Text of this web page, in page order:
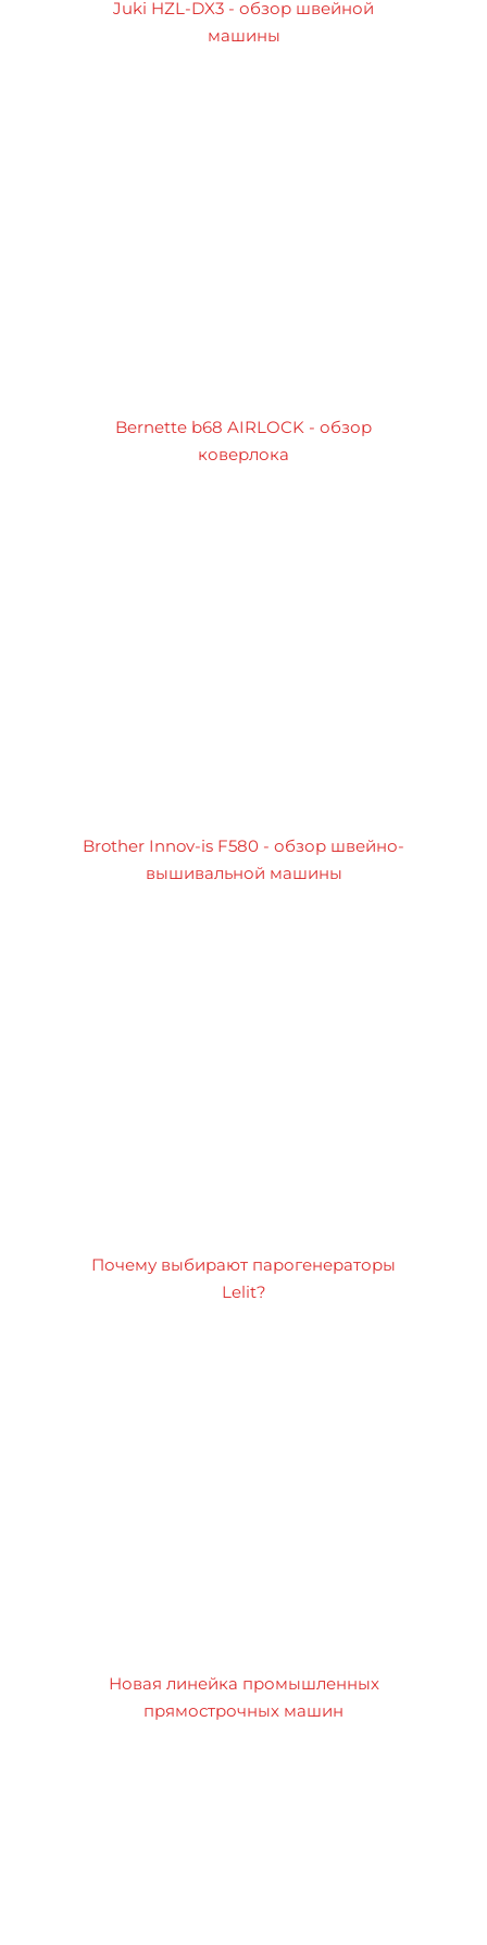
Juki HZL-DX3 - обзор швейной
машины
Bernette b68 AIRLOCK - обзор
коверлока
Brother Innov-is F580 - обзор швейно-
вышивальной машины
Почему выбирают парогенераторы
Lelit?
Новая линейка промышленных
прямострочных машин